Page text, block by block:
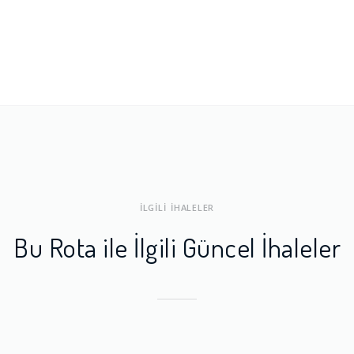
İLGİLİ İHALELER
Bu Rota ile İlgili Güncel İhaleler